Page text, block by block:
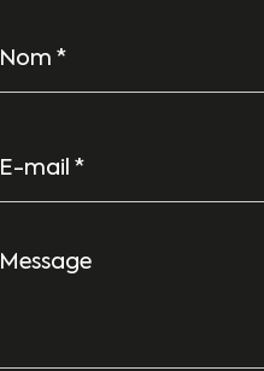
*
mail
Message
*